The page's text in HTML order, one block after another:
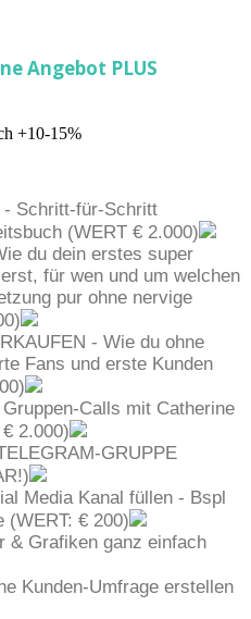
Angebot PLUS
+10-15%
- Schritt-für-Schritt
(WERT € 2.000)
du dein erstes super
für wen und um welchen
pur ohne nervige
- Wie du ohne
Fans und erste Kunden
Calls mit Catherine
2.000)
GRUPPE
Media Kanal füllen - Bspl
(WERT: € 200)
& Grafiken ganz einfach
Kunden-Umfrage erstellen